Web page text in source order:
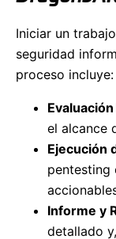
Iniciar un
seguridad
proceso incluye:
el alcance
Ejecución
pentesting
Informe y
detallado